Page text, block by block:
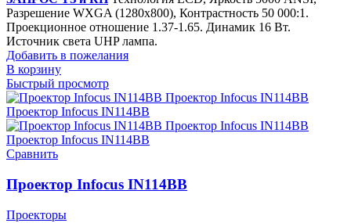
Разрешение WXGA (1280x800), Контрастность 50 000:1.
Проекционное отношение 1.37-1.65. Динамик 16 Вт.
Источник света UHP лампа.
Добавить в пожелания
В корзину
Быстрый просмотр
Сравнить
Проектор Infocus IN114BB
Проекторы